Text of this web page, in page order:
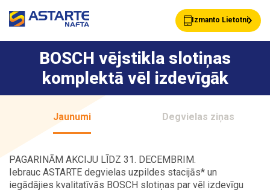
Izmanto Lietotni
Akcijas Jaunumi
Uzpildes stacijas
Pakalpojumi Astarte Bizness
BOSCH vējstikla slotiņas
komplektā vēl izdevīgāk
Jaunumi Degvielas ziņas
PAGARINĀM AKCIJU LĪDZ 31. DECEMBRIM.
Iebrauc ASTARTE degvielas uzpildes stacijās* un
iegādājies kvalitatīvās BOSCH slotiņas par vēl izdevīgu